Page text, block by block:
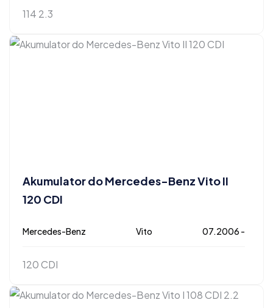
114 2.3
Akumulator do Mercedes-Benz Vito II
120 CDI
Mercedes-Benz Vito 07.2006 -
120 CDI